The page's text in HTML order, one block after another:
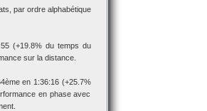
par ordre alphabétique
(+19.8% du temps du
sur la distance.
en 1:36:16 (+25.7%
en phase avec